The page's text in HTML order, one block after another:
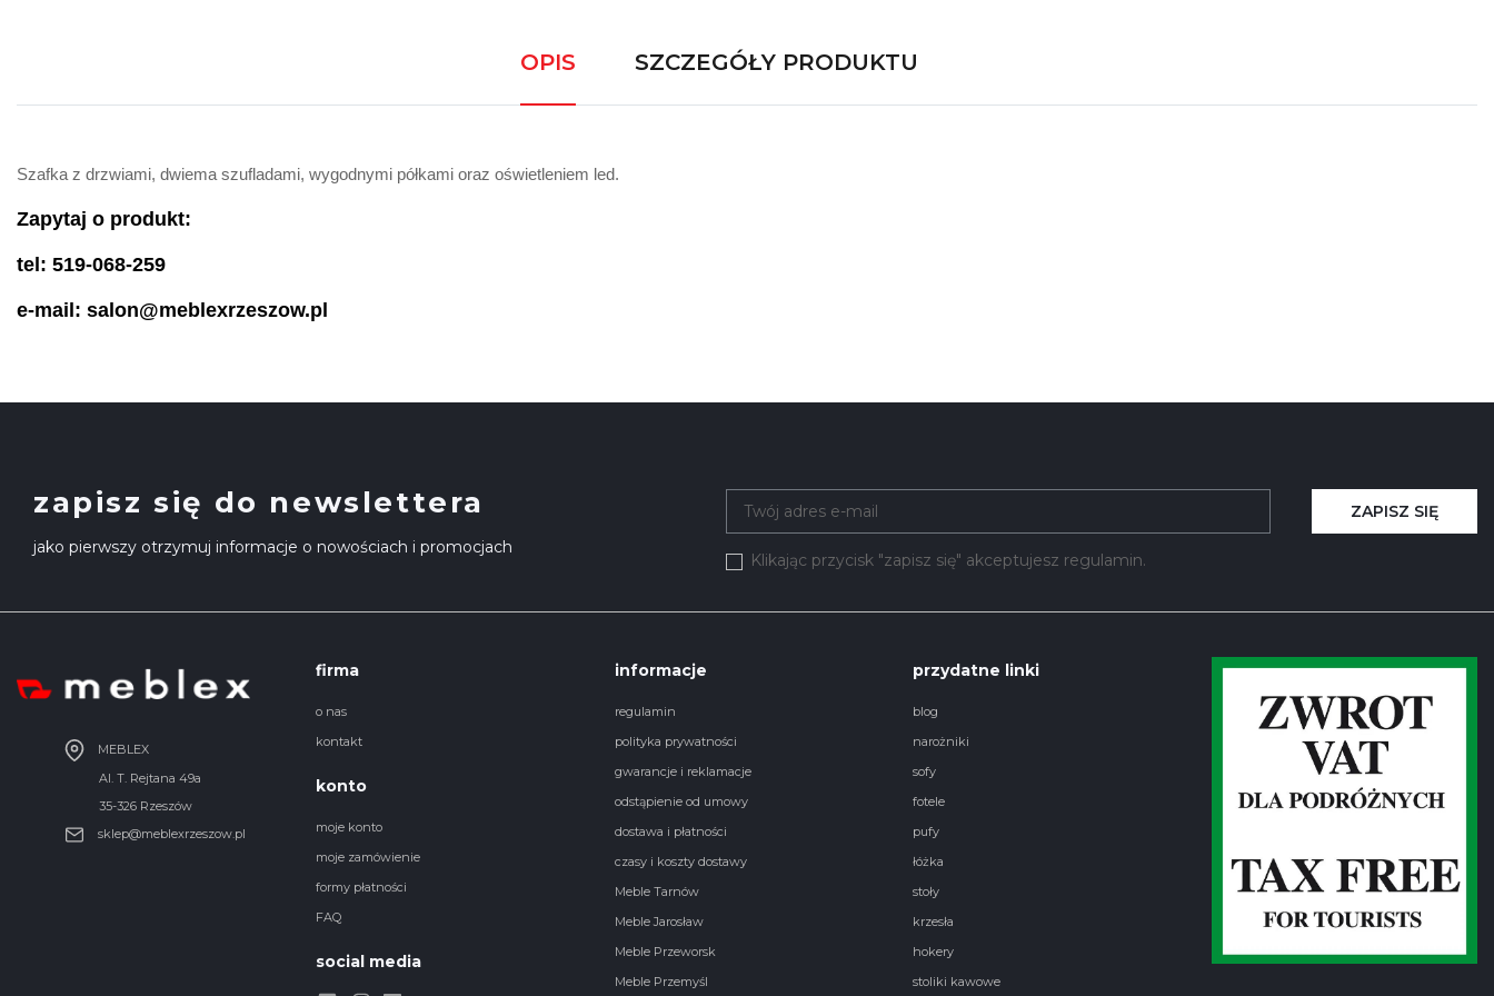
OPIS SZCZEGÓŁY PRODUKTU
Szafka z drzwiami, dwiema szufladami, wygodnymi półkami oraz oświetleniem led.
Zapytaj o produkt:
tel: 519-068-259
e-mail: salon@meblexrzeszow.pl
zapisz się do newslettera
jako pierwszy otrzymuj informacje o nowościach i promocjach
Klikając przycisk "zapisz się" akceptujesz regulamin.
ZAPISZ SIĘ
MEBLEX
Al. T. Rejtana 49a
35-326 Rzeszów
sklep@meblexrzeszow.pl
firma
o nas
kontakt
konto
moje konto
moje zamówienie
formy płatności
FAQ
social media
informacje
regulamin
polityka prywatności
gwarancje i reklamacje
odstąpienie od umowy
dostawa i płatności
czasy i koszty dostawy
Meble Tarnów
Meble Jarosław
Meble Przeworsk
Meble Przemyśl
przydatne linki
blog
narożniki
sofy
fotele
pufy
łóżka
stoły
krzesła
hokery
stoliki kawowe